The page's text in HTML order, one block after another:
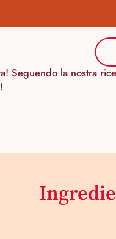
Seguendo la nostra